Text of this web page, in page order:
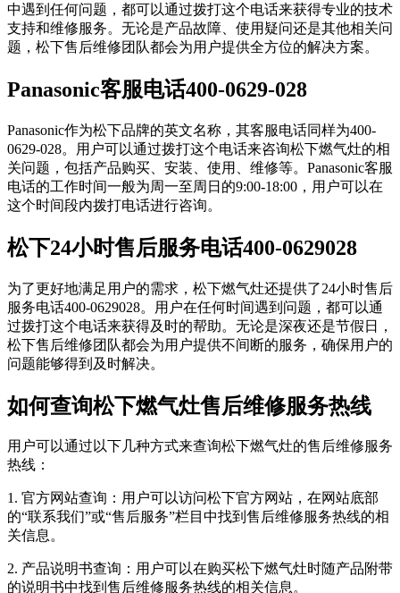
中遇到任何问题，都可以通过拨打这个电话来获得专业的技术
支持和维修服务。无论是产品故障、使用疑问还是其他相关问
题，松下售后维修团队都会为用户提供全方位的解决方案。
Panasonic客服电话400-0629-028
Panasonic作为松下品牌的英文名称，其客服电话同样为400-
0629-028。用户可以通过拨打这个电话来咨询松下燃气灶的相
关问题，包括产品购买、安装、使用、维修等。Panasonic客服
电话的工作时间一般为周一至周日的9:00-18:00，用户可以在
这个时间段内拨打电话进行咨询。
松下24小时售后服务电话400-0629028
为了更好地满足用户的需求，松下燃气灶还提供了24小时售后
服务电话400-0629028。用户在任何时间遇到问题，都可以通
过拨打这个电话来获得及时的帮助。无论是深夜还是节假日，
松下售后维修团队都会为用户提供不间断的服务，确保用户的
问题能够得到及时解决。
如何查询松下燃气灶售后维修服务热线
用户可以通过以下几种方式来查询松下燃气灶的售后维修服务
热线：
1. 官方网站查询：用户可以访问松下官方网站，在网站底部
的“联系我们”或“售后服务”栏目中找到售后维修服务热线的相
关信息。
2. 产品说明书查询：用户可以在购买松下燃气灶时随产品附带
的说明书中找到售后维修服务热线的相关信息。